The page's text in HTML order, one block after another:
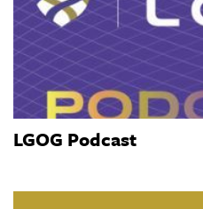
LGOG Podcast